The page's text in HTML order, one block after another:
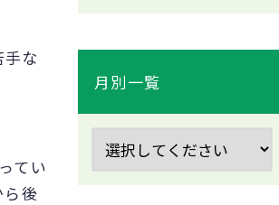
な
てい
後
月別一覧